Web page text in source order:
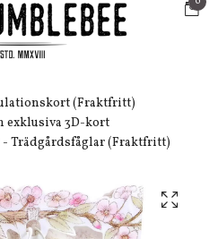
(Fraktfritt)
exklusiva 3D-kort
Trädgårdsfåglar (Fraktfritt)